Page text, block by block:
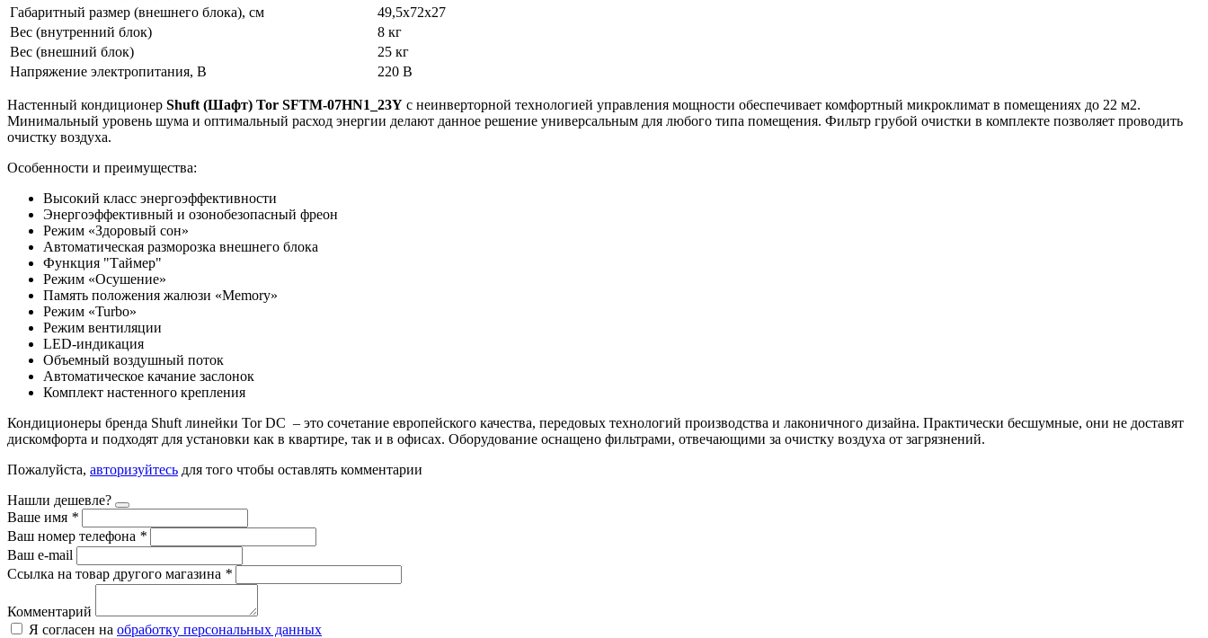
Габаритный размер (внешнего блока), см
49,5х72х27
Вес (внутренний блок)
8 кг
Вес (внешний блок)
25 кг
Напряжение электропитания, В
220 В
Настенный кондиционер Shuft (Шафт) Tor SFTM-07HN1_23Y с неинверторной технологией управления мощности обеспечивает комфортный микроклимат в помещениях до 22 м2.
Минимальный уровень шума и оптимальный расход энергии делают данное решение универсальным для любого типа помещения. Фильтр грубой очистки в комплекте позволяет проводить
очистку воздуха.
Особенности и преимущества:
Высокий класс энергоэффективности
Энергоэффективный и озонобезопасный фреон
Режим «Здоровый сон»
Автоматическая разморозка внешнего блока
Функция "Таймер"
Режим «Осушение»
Память положения жалюзи «Memory»
Режим «Turbo»
Режим вентиляции
LED-индикация
Объемный воздушный поток
Автоматическое качание заслонок
Комплект настенного крепления
Кондиционеры бренда Shuft линейки Tor DC – это сочетание европейского качества, передовых технологий производства и лаконичного дизайна. Практически бесшумные, они не доставят
дискомфорта и подходят для установки как в квартире, так и в офисах. Оборудование оснащено фильтрами, отвечающими за очистку воздуха от загрязнений.
Пожалуйста, авторизуйтесь для того чтобы оставлять комментарии
Нашли дешевле?
Ваше имя *
Ваш номер телефона *
Ваш e-mail
Ссылка на товар другого магазина *
Комментарий
Я согласен на обработку персональных данных